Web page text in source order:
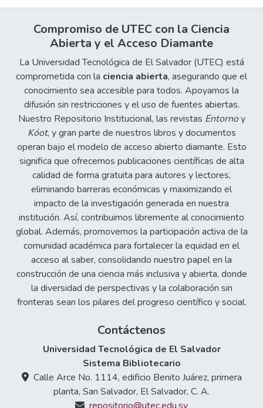
Compromiso de UTEC con la Ciencia
Abierta y el Acceso Diamante
La Universidad Tecnológica de El Salvador (UTEC) está
comprometida con la ciencia abierta, asegurando que el
conocimiento sea accesible para todos. Apoyamos la
difusión sin restricciones y el uso de fuentes abiertas.
Nuestro Repositorio Institucional, las revistas Entornoy
Kóot, y gran parte de nuestros libros y documentos
operan bajo el modelo de acceso abierto diamante. Esto
significa que ofrecemos publicaciones científicas de alta
calidad de forma gratuita para autores y lectores,
eliminando barreras económicas y maximizando el
impacto de la investigación generada en nuestra
institución. Así, contribuimos libremente al conocimiento
global. Además, promovemos la participación activa de la
comunidad académica para fortalecer la equidad en el
acceso al saber, consolidando nuestro papel en la
construcción de una ciencia más inclusiva y abierta, donde
la diversidad de perspectivas y la colaboración sin
fronteras sean los pilares del progreso científico y social.
Contáctenos
Universidad Tecnológica de El Salvador
Sistema Bibliotecario
Calle Arce No. 1114, edificio Benito Juárez, primera
planta, San Salvador, El Salvador, C. A.